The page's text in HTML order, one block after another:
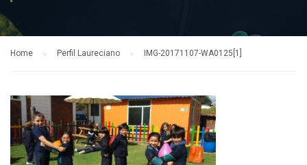
Home Perfil Laureciano IMG-20171107-WA0125[1]